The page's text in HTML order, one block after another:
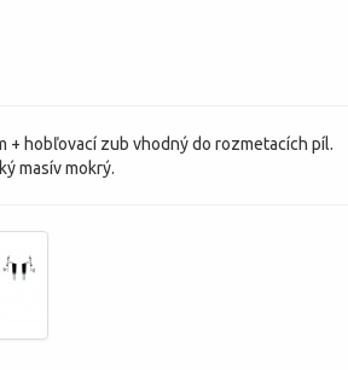
+ hobľovací zub vhodný do rozmetacích píl.
masív mokrý.